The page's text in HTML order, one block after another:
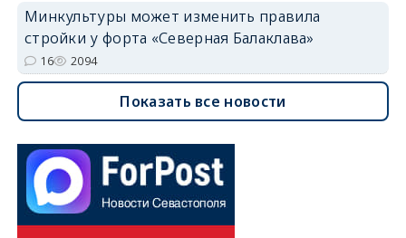
Минкультуры может изменить правила
стройки у форта «Северная Балаклава»
16 2094
Показать все новости